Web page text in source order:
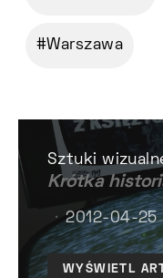
Warszawa
Sztuki
Krótka
2012-04-25
WYŚWIETL